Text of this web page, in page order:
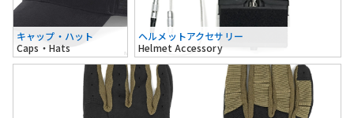
キャップ・ハット
Caps・Hats
ヘルメットアクセサリー
Helmet Accessory